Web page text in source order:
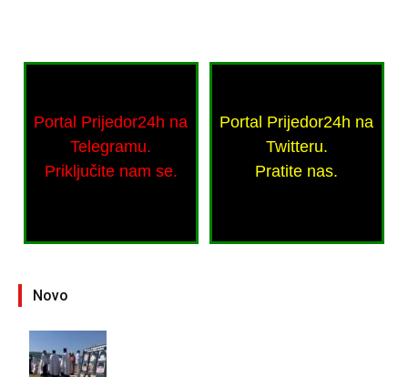
Portal Prijedor24h na
Telegramu.
Priključite nam se.
Portal Prijedor24h na
Twitteru.
Pratite nas.
Novo